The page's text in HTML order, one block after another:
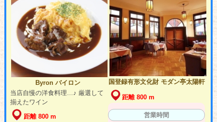
Byron バイロン
当店自慢の洋食料理…♪ 厳選して
揃えたワイン
距離 800 m
国登録有形文化財 モダン亭太陽軒
距離 800 m
営業時間